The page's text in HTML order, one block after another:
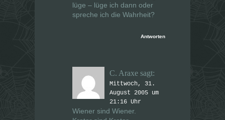
lüge – lüge ich dann oder
spreche ich die Wahrheit?
Antworten
C. Araxe sagt:
Mittwoch, 31.
August 2005 um
21:16 Uhr
Wiener sind Wiener.